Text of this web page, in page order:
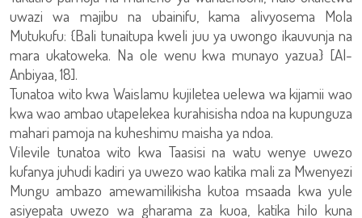
uwazi wa majibu na ubainifu, kama alivyosema Mola
Mutukufu: {Bali tunaitupa kweli juu ya uwongo ikauvunja na
mara ukatoweka. Na ole wenu kwa munayo yazua} [Al-
Anbiyaa, 18].
Tunatoa wito kwa Waislamu kujiletea uelewa wa kijamii wao
kwa wao ambao utapelekea kurahisisha ndoa na kupunguza
mahari pamoja na kuheshimu maisha ya ndoa.
Vilevile tunatoa wito kwa Taasisi na watu wenye uwezo
kufanya juhudi kadiri ya uwezo wao katika mali za Mwenyezi
Mungu ambazo amewamilikisha kutoa msaada kwa yule
asiyepata uwezo wa gharama za kuoa, katika hilo kuna